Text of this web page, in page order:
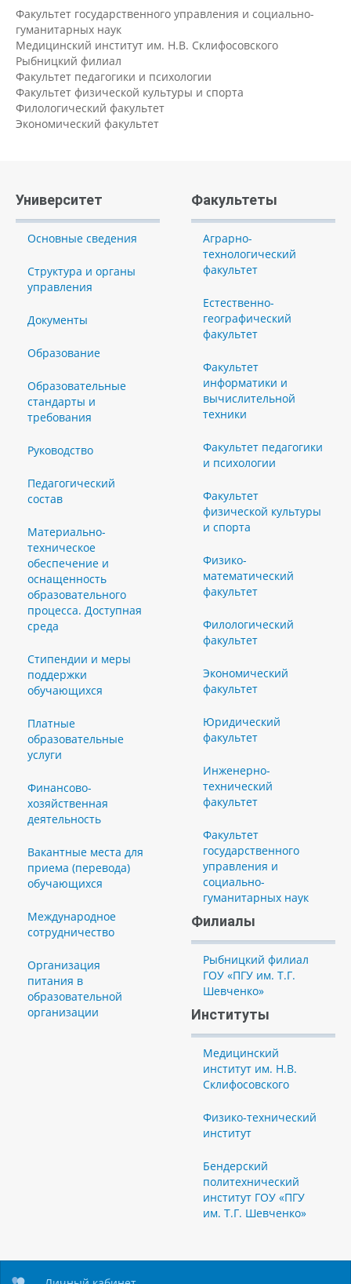
Факультет государственного управления и социально-
гуманитарных наук
Медицинский институт им. Н.В. Склифосовского
Рыбницкий филиал
Факультет педагогики и психологии
Факультет физической культуры и спорта
Филологический факультет
Экономический факультет
Университет
Основные сведения
Структура и органы
управления
Документы
Образование
Образовательные
стандарты и
требования
Руководство
Педагогический
состав
Материально-
техническое
обеспечение и
оснащенность
образовательного
процесса. Доступная
среда
Стипендии и меры
поддержки
обучающихся
Платные
образовательные
услуги
Финансово-
хозяйственная
деятельность
Вакантные места для
приема (перевода)
обучающихся
Международное
сотрудничество
Организация
питания в
образовательной
организации
Факультеты
Аграрно-
технологический
факультет
Естественно-
географический
факультет
Факультет
информатики и
вычислительной
техники
Факультет педагогики
и психологии
Факультет
физической культуры
и спорта
Физико-
математический
факультет
Филологический
факультет
Экономический
факультет
Юридический
факультет
Инженерно-
технический
факультет
Факультет
государственного
управления и
социально-
гуманитарных наук
Филиалы
Рыбницкий филиал
ГОУ «ПГУ им. Т.Г.
Шевченко»
Институты
Медицинский
институт им. Н.В.
Склифосовского
Физико-технический
институт
Бендерский
политехнический
институт ГОУ «ПГУ
им. Т.Г. Шевченко»